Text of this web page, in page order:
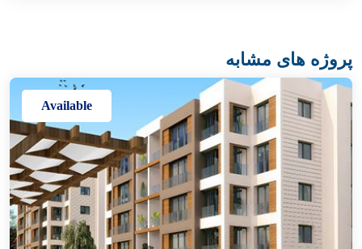
پروژه های مشابه
Available